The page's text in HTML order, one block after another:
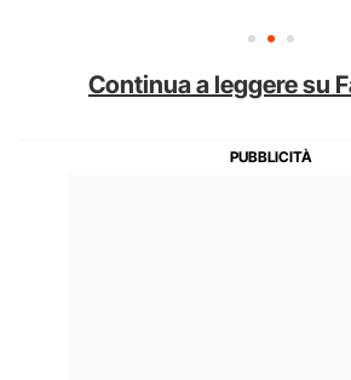
Continua a leggere su